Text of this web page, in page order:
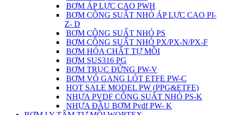
BƠM ÁP LỰC CAO PWH
BƠM CÔNG SUẤT NHỎ ÁP LỰC CAO PI-
Z- D
BƠM CÔNG SUẤT NHỎ PS
BƠM CÔNG SUẤT NHỎ PX/PX-N/PX-F
BƠM HÓA CHẤT TỰ MỒI
BƠM SUS316 PG
BƠM TRỤC ĐỨNG PW-V
BƠM VỎ GANG LÓT ETFE PW-C
HOT SALE MODEL PW (PPG&ETFE)
NHỰA PVDF CÔNG SUẤT NHỎ PS-K
NHỰA ĐẦU BƠM Pvdf PW- K